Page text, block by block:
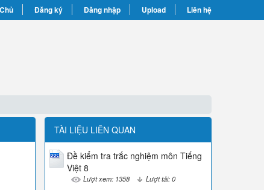
Đăng ký Đăng nhập Upload Liên hệ
TÀI LIỆU LIÊN QUAN
Đề kiểm tra trắc nghiệm môn Tiếng
Việt 8
Lượt xem: 1358 Lượt tải: 0